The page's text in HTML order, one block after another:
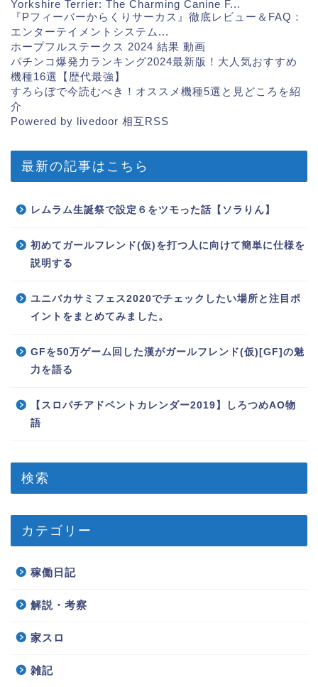
Yorkshire Terrier: The Charming Canine F...
『Pフィーバーからくりサーカス』徹底レビュー＆FAQ：
エンターテイメントシステム...
ホープフルステークス 2024 結果 動画
パチンコ爆発力ランキング2024最新版！大人気おすすめ
機種16選【歴代最強】
すろらぼで今読むべき！オススメ機種5選と見どころを紹
介
Powered by livedoor 相互RSS
最新の記事はこちら
レムラム生誕祭で設定６をツモった話【ソラりん】
初めてガールフレンド(仮)を打つ人に向けて簡単に仕様を
説明する
ユニバカサミフェス2020でチェックしたい場所と注目ポ
イントをまとめてみました。
GFを50万ゲーム回した漢がガールフレンド(仮)[GF]の魅
力を語る
【スロパチアドベントカレンダー2019】しろつめAO物
語
検索
カテゴリー
稼働日記
解説・考察
家スロ
雑記